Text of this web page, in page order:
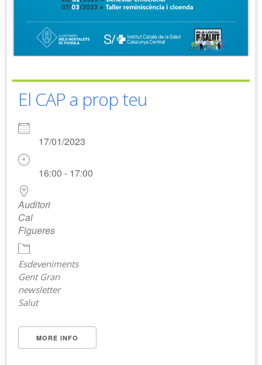
El CAP a prop teu
17/01/2023
16:00 - 17:00
Auditori
Cal
Figueres
Esdeveniments
Gent Gran
newsletter
Salut
MORE INFO